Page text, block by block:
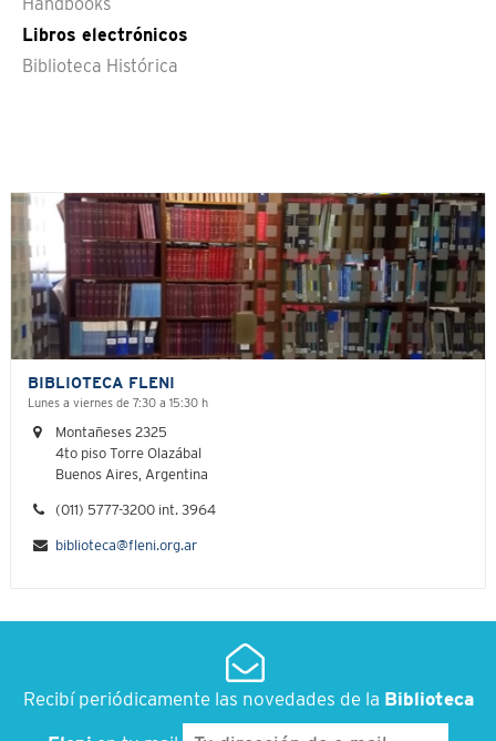
Handbooks
Libros electrónicos
Biblioteca Histórica
BIBLIOTECA FLENI
Lunes a viernes de 7:30 a 15:30 h
Montañeses 2325
4to piso Torre Olazábal
Buenos Aires, Argentina
(011) 5777-3200 int. 3964
biblioteca@fleni.org.ar
Recibí periódicamente las novedades de la Biblioteca